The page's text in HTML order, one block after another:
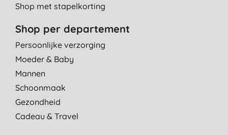
Shop met stapelkorting
Shop per departement
Persoonlijke verzorging
Moeder & Baby
Mannen
Schoonmaak
Gezondheid
Cadeau & Travel